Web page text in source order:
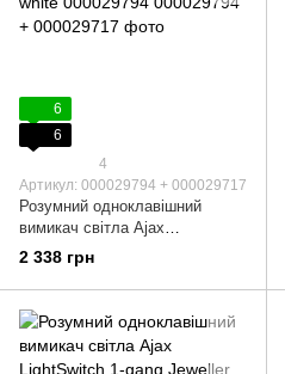
6
6
4
Артикул: 000029794 + 000029717
Розумний одноклавішний
вимикач світла Ajax
LightSwitch 1-gang Jeweller
white 000029794
2 338 грн